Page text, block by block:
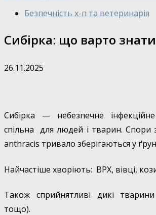
Безпечність х-п та ветеринарія
Сибірка: що варто знати
26.11.2025
Сибірка — небезпечне
спільна для людей і тварин. Спори
anthracis тривало зберігаються у
Найчастіше хворіють: ВРХ, вівці,
Також сприйнятливі дикі
тощо).